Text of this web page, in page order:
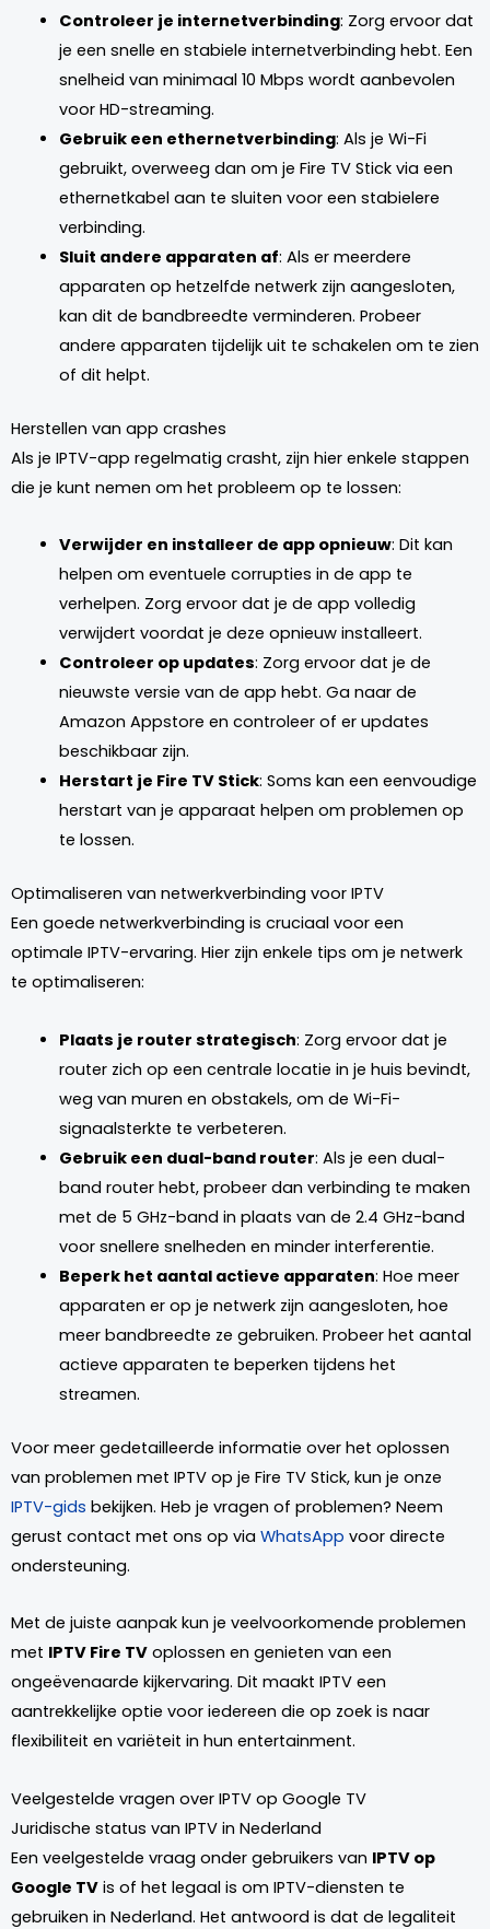
Controleer je internetverbinding: Zorg ervoor dat
je een snelle en stabiele internetverbinding hebt. Een
snelheid van minimaal 10 Mbps wordt aanbevolen
voor HD-streaming.
Gebruik een ethernetverbinding: Als je Wi-Fi
gebruikt, overweeg dan om je Fire TV Stick via een
ethernetkabel aan te sluiten voor een stabielere
verbinding.
Sluit andere apparaten af: Als er meerdere
apparaten op hetzelfde netwerk zijn aangesloten,
kan dit de bandbreedte verminderen. Probeer
andere apparaten tijdelijk uit te schakelen om te zien
of dit helpt.
Herstellen van app crashes
Als je IPTV-app regelmatig crasht, zijn hier enkele stappen
die je kunt nemen om het probleem op te lossen:
Verwijder en installeer de app opnieuw: Dit kan
helpen om eventuele corrupties in de app te
verhelpen. Zorg ervoor dat je de app volledig
verwijdert voordat je deze opnieuw installeert.
Controleer op updates: Zorg ervoor dat je de
nieuwste versie van de app hebt. Ga naar de
Amazon Appstore en controleer of er updates
beschikbaar zijn.
Herstart je Fire TV Stick: Soms kan een eenvoudige
herstart van je apparaat helpen om problemen op
te lossen.
Optimaliseren van netwerkverbinding voor IPTV
Een goede netwerkverbinding is cruciaal voor een
optimale IPTV-ervaring. Hier zijn enkele tips om je netwerk
te optimaliseren:
Plaats je router strategisch: Zorg ervoor dat je
router zich op een centrale locatie in je huis bevindt,
weg van muren en obstakels, om de Wi-Fi-
signaalsterkte te verbeteren.
Gebruik een dual-band router: Als je een dual-
band router hebt, probeer dan verbinding te maken
met de 5 GHz-band in plaats van de 2.4 GHz-band
voor snellere snelheden en minder interferentie.
Beperk het aantal actieve apparaten: Hoe meer
apparaten er op je netwerk zijn aangesloten, hoe
meer bandbreedte ze gebruiken. Probeer het aantal
actieve apparaten te beperken tijdens het
streamen.
Voor meer gedetailleerde informatie over het oplossen
van problemen met IPTV op je Fire TV Stick, kun je onze
IPTV-gids bekijken. Heb je vragen of problemen? Neem
gerust contact met ons op via WhatsApp voor directe
ondersteuning.
Met de juiste aanpak kun je veelvoorkomende problemen
met IPTV Fire TV oplossen en genieten van een
ongeëvenaarde kijkervaring. Dit maakt IPTV een
aantrekkelijke optie voor iedereen die op zoek is naar
flexibiliteit en variëteit in hun entertainment.
Veelgestelde vragen over IPTV op Google TV
Juridische status van IPTV in Nederland
Een veelgestelde vraag onder gebruikers van IPTV op
Google TV is of het legaal is om IPTV-diensten te
gebruiken in Nederland. Het antwoord is dat de legaliteit